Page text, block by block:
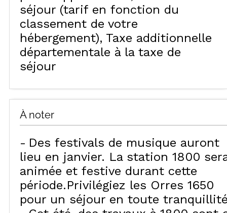
séjour (tarif en fonction du
classement de votre
hébergement) Taxe additionnelle
départementale à la taxe de
séjour
À noter
Des festivals de musique auront
lieu en janvier. La station 1800
animée et festive durant cette
période.Privilégiez les Orres 1650
pour un séjour en toute